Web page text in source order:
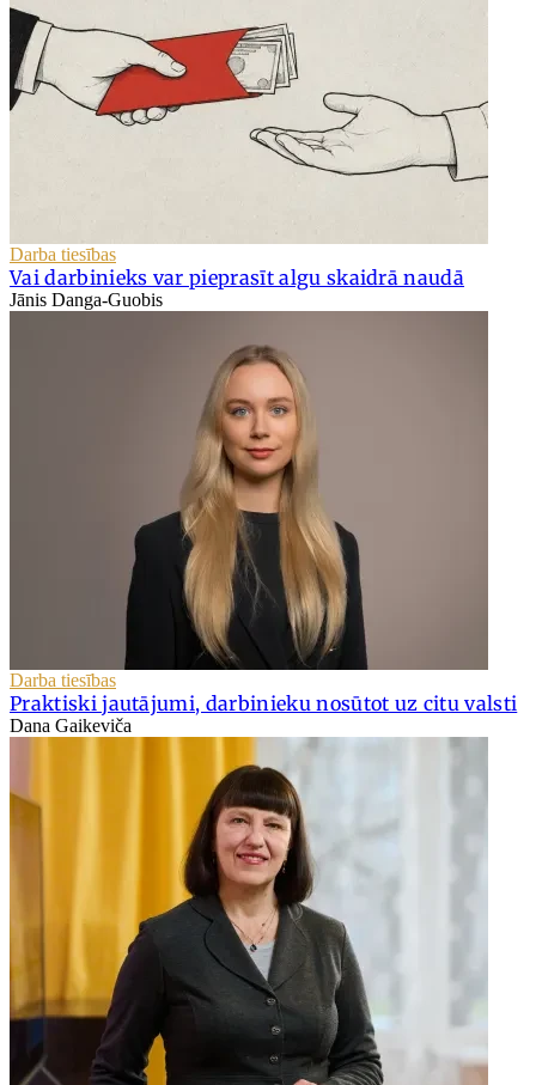
Darba tiesības
Vai darbinieks var pieprasīt algu skaidrā naudā
Jānis Danga-Guobis
Darba tiesības
Praktiski jautājumi, darbinieku nosūtot uz citu valsti
Dana Gaikeviča